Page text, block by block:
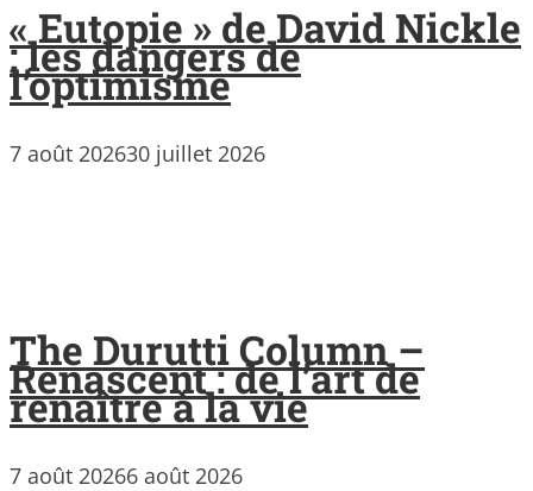
« Eutopie » de David Nickle
: les dangers de
l’optimisme
7 août 202630 juillet 2026
The Durutti Column –
Renascent : de l’art de
renaître à la vie
7 août 20266 août 2026